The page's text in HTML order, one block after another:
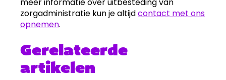
meer informatie over uitbesteding van
zorgadministratie kun je altijdcontact met ons
opnemen.
Gerelateerde
artikelen